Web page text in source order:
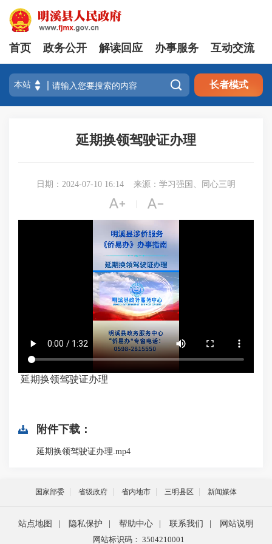
首页 政务公开 解读回应 办事服务 互动交流
 长者模式
延期换领驾驶证办理
日期：2024-07-10 16:14 来源：学习强国、同心三明
 
延期换领驾驶证办理
附件下载：
延期换领驾驶证办理.mp4
国家部委 省级政府 省内地市 三明县区 新闻媒体
站点地图 隐私保护 帮助中心 联系我们
网站说明
网站标识码： 3504210001